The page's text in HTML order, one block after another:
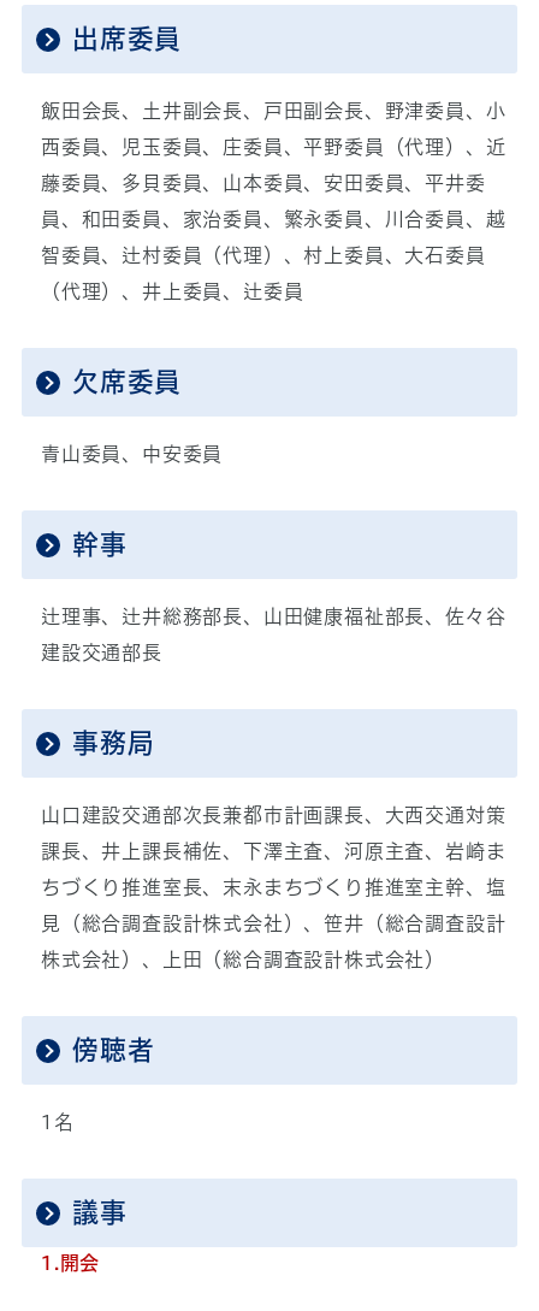
出席委員
飯田会長、土井副会長、戸田副会長、野津委員、小
西委員、児玉委員、庄委員、平野委員（代理）、近
藤委員、多貝委員、山本委員、安田委員、平井委
員、和田委員、家治委員、繁永委員、川合委員、越
智委員、辻村委員（代理）、村上委員、大石委員
（代理）、井上委員、辻委員
欠席委員
青山委員、中安委員
幹事
辻理事、辻井総務部長、山田健康福祉部長、佐々谷
建設交通部長
事務局
山口建設交通部次長兼都市計画課長、大西交通対策
課長、井上課長補佐、下澤主査、河原主査、岩崎ま
ちづくり推進室長、末永まちづくり推進室主幹、塩
見（総合調査設計株式会社）、笹井（総合調査設計
株式会社）、上田（総合調査設計株式会社）
傍聴者
1名
議事
1.開会